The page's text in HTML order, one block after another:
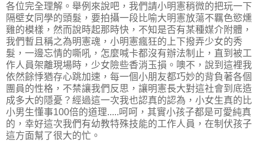
各位完全理解。舉例來說吧，我們請小明憲稍微的把玩一下
隔壁女同學的頭髮，要拍攝一段比喻大明憲放蕩不羈色慾燻
雞的模樣，然而說時起那時快，不知是否有某種媒介附體，
我們暫且稱之為明憲魂，小明憲瘋狂的上下撥弄少女的秀
髮，一邊忘情的嘶吼，怎麼喊卡都沒有辦法制止，直到被工
作人員架離現場時，少女險些香消玉損。噢不，說到這裡我
依然餘悸猶存心跳加速，每一個小朋友都巧妙的背負著各個
團員的性格，不禁讓我們反思，讓明憲長大對這社會到底造
成多大的隱憂？經過這一次我也認真的認為，小女生真的比
小男生懂事100倍的道理.....呵呵，其實小孩子都是可愛純真
的，幸好這次我們有幼教特殊技能的工作人員，在制伏孩子
這方面幫了很大的忙。